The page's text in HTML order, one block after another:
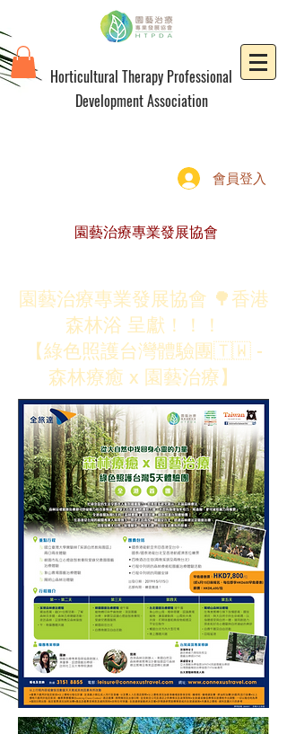
Horticultural Therapy Professional
Development Association
會員登入
園藝治療專業發展協會
園藝治療專業發展協會 🌳香港
森林浴 呈獻！！！
【綠色照護台灣體驗團🇹🇼 -
森林療癒 x 園藝治療】